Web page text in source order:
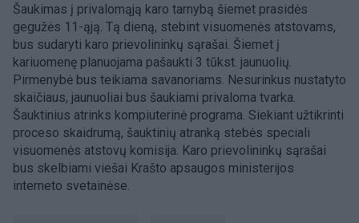
Šaukimas į privalomąją karo tarnybą šiemet prasidės
gegužės 11-ąją. Tą dieną, stebint visuomenės atstovams,
bus sudaryti karo prievolininkų sąrašai. Šiemet į
kariuomenę planuojama pašaukti 3 tūkst. jaunuolių.
Pirmenybė bus teikiama savanoriams. Nesurinkus nustatyto
skaičiaus, jaunuoliai bus šaukiami privaloma tvarka.
Šauktinius atrinks kompiuterinė programa. Siekiant užtikrinti
proceso skaidrumą, šauktinių atranką stebės speciali
visuomenės atstovų komisija. Karo prievolininkų sąrašai
bus skelbiami viešai Krašto apsaugos ministerijos
interneto svetainėse.